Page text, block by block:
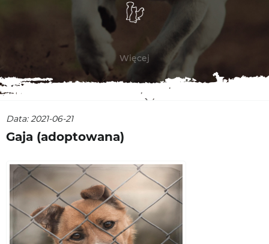
Więcej
Data: 2021-06-21
Gaja (adoptowana)